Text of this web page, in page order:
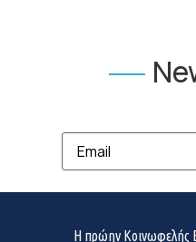
Η πρώην Κοινωφελής